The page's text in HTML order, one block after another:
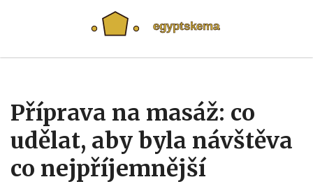
Příprava na masáž: co
udělat, aby byla návštěva
co nejpříjemnější